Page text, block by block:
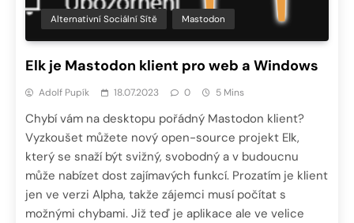
Alternativní Sociální Sítě Mastodon
Elk je Mastodon klient pro web a Windows
Adolf Pupík 18.07.2023 0 5 Mins
Chybí vám na desktopu pořádný Mastodon klient?
Vyzkoušet můžete nový open-source projekt Elk,
který se snaží být svižný, svobodný a v budoucnu
může nabízet dost zajímavých funkcí. Prozatím je klient
jen ve verzi Alpha, takže zájemci musí počítat s
možnými chybami. Již teď je aplikace ale ve velice